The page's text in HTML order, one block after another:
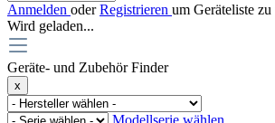
Anmelden oderRegistrieren um Geräteliste
Wird geladen...
Geräte- und Zubehör Finder
x
Modellserie wählen